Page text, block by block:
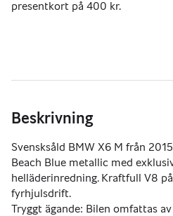
presentkort på 400 kr.
Beskrivning
Svensksåld BMW X6 M från
Beach Blue metallic med
helläderinredning. Kraftfull V8
fyrhjulsdrift.
Tryggt ägande: Bilen omfattas